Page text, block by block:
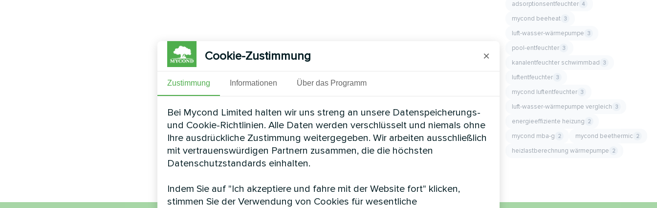
adsorptionsentfeuchter 4
mycond beeheat 3
luft-wasser-wärmepumpe 3
pool-entfeuchter 3
kanalentfeuchter schwimmbad 3
luftentfeuchter 3
mycond luftentfeuchter 3
luft-wasser-wärmepumpe vergleich 3
energieeffiziente heizung 2
mycond mba-g 2 mycond beethermic 2
heizlastberechnung wärmepumpe 2
Cookie-Zustimmung ×
Zustimmung Informationen Über das Programm
Bei Mycond Limited halten wir uns streng an unsere Datenspeicherungs-
und Cookie-Richtlinien. Alle Daten werden verschlüsselt und niemals ohne
Ihre ausdrückliche Zustimmung weitergegeben. Wir arbeiten ausschließlich
mit vertrauenswürdigen Partnern zusammen, die die höchsten
Datenschutzstandards einhalten.
Indem Sie auf "Ich akzeptiere und fahre mit der Website fort" klicken,
stimmen Sie der Verwendung von Cookies für wesentliche